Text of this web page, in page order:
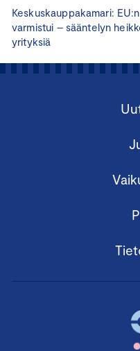
Keskuskauppakamari:
varmistui – sääntelyn
yrityksiä